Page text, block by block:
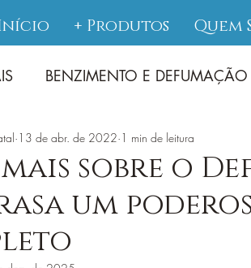
+ Produtos Quem
BENZIMENTO E DEFUMAÇÃO
TAROT E
LOJA JUREMA COM AXÉ
mais sobre o
um
13 de abr. de 2022 1 min de leitura